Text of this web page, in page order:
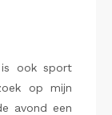
is ook sport
op mijn
avond een